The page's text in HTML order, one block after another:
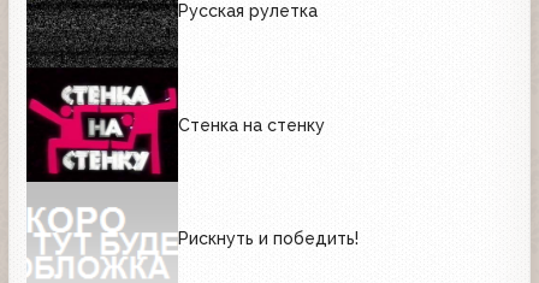
Русская рулетка
Стенка на стенку
Рискнуть и победить!